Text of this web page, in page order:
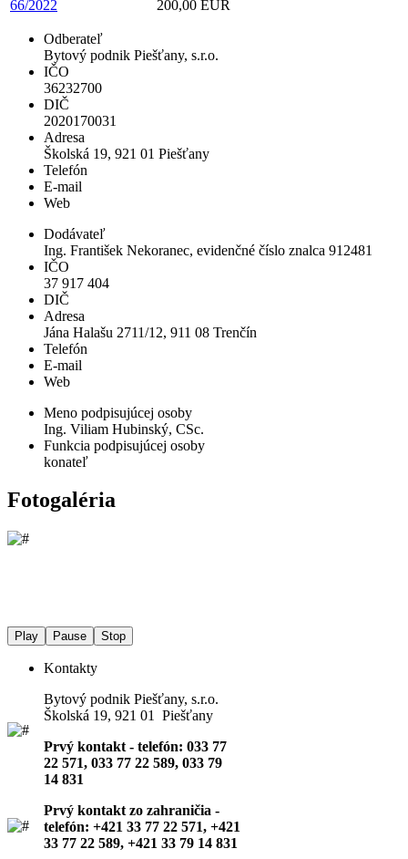
66/2022
200,00 EUR
Odberateľ
Bytový podnik Piešťany, s.r.o.
IČO
36232700
DIČ
2020170031
Adresa
Školská 19, 921 01 Piešťany
Telefón
E-mail
Web
Dodávateľ
Ing. František Nekoranec, evidenčné číslo znalca 912481
IČO
37 917 404
DIČ
Adresa
Jána Halašu 2711/12, 911 08 Trenčín
Telefón
E-mail
Web
Meno podpisujúcej osoby
Ing. Viliam Hubinský, CSc.
Funkcia podpisujúcej osoby
konateľ
Fotogaléria
Play Pause Stop
Kontakty
Bytový podnik Piešťany, s.r.o.
Školská 19, 921 01 Piešťany
Prvý kontakt - telefón: 033 77
22 571, 033 77 22 589, 033 79
14 831
Prvý kontakt zo zahraničia -
telefón: +421 33 77 22 571, +421
33 77 22 589, +421 33 79 14 831